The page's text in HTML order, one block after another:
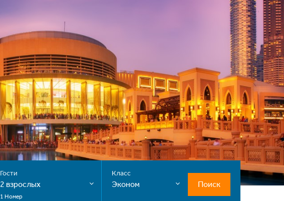
Гости
2 взрослых
1 Номер
Класс
Эконом Поиск